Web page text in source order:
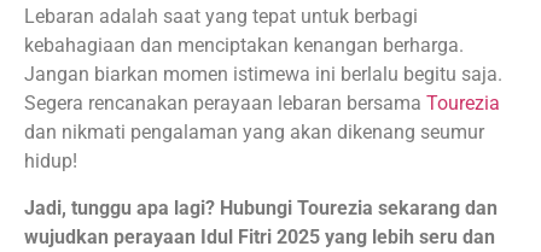
Lebaran adalah saat yang tepat untuk berbagi
kebahagiaan dan menciptakan kenangan berharga.
Jangan biarkan momen istimewa ini berlalu begitu saja.
Segera rencanakan perayaan lebaran bersama Tourezia
dan nikmati pengalaman yang akan dikenang seumur
hidup!
Jadi, tunggu apa lagi? Hubungi Tourezia sekarang dan
wujudkan perayaan Idul Fitri 2025 yang lebih seru dan